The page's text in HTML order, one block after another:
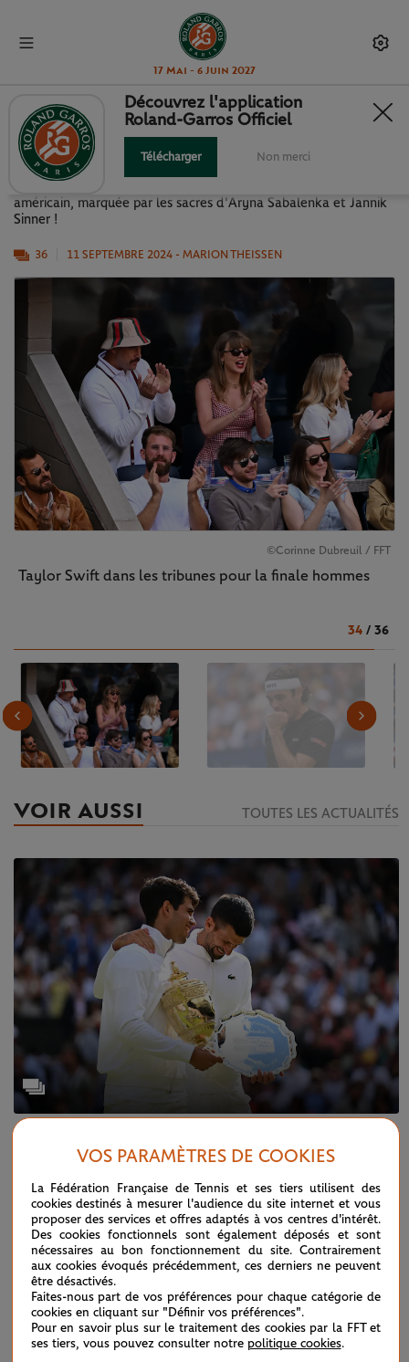
17 Mai - 6 Juin 2027
US OPEN 2024 EN IMAGES
américain, marquée par les sacres d'Aryna Sabalenka et Jannik
Sinner !
36 11 SEPTEMBRE 2024 - MARION THEISSEN
©Corinne Dubreuil / FFT
Taylor Swift dans les tribunes pour la finale hommes
34 / 36
VOIR AUSSI TOUTES LES ACTUALITÉS
Découvrez l'application
Roland-Garros Officiel
Télécharger Non merci
VOS PARAMÈTRES DE COOKIES
La Fédération Française de Tennis et ses tiers utilisent des
cookies destinés à mesurer l'audience du site internet et vous
proposer des services et offres adaptés à vos centres d'intérêt.
Des cookies fonctionnels sont également déposés et sont
nécessaires au bon fonctionnement du site. Contrairement
aux cookies évoqués précédemment, ces derniers ne peuvent
être désactivés.
Faites-nous part de vos préférences pour chaque catégorie de
cookies en cliquant sur "Définir vos préférences".
Pour en savoir plus sur le traitement des cookies par la FFT et
ses tiers, vous pouvez consulter notre politique cookies.